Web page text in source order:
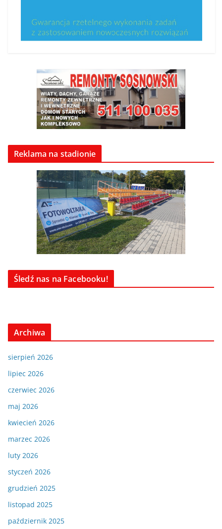
Reklama na stadionie
Śledź nas na Facebooku!
Archiwa
sierpień 2026
lipiec 2026
czerwiec 2026
maj 2026
kwiecień 2026
marzec 2026
luty 2026
styczeń 2026
grudzień 2025
listopad 2025
październik 2025